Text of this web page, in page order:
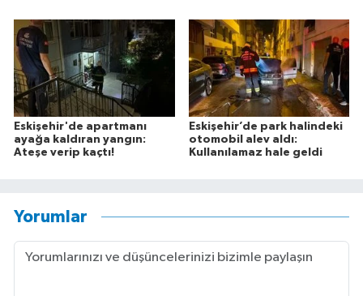
Eskişehir'de apartmanı
ayağa kaldıran yangın:
Ateşe verip kaçtı!
Eskişehir’de park halindeki
otomobil alev aldı:
Kullanılamaz hale geldi
Yorumlar